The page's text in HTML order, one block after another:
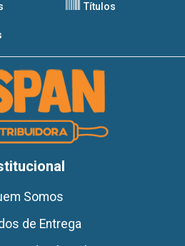
Títulos
Somos
de Entrega